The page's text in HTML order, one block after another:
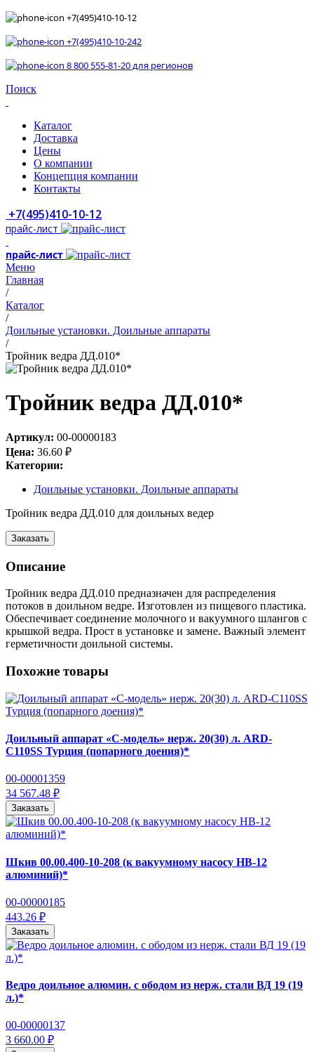
+7(495)410-10-12
+7(495)410-10-242
8 800 555-81-20 для регионов
Поиск
Каталог
Доставка
Цены
О компании
Концепция компании
Контакты
+7(495)410-10-12
прайс-лист
прайс-лист
Меню
Главная
/
Каталог
/
Доильные установки. Доильные аппараты
/
Тройник ведра ДД.010*
Тройник ведра ДД.010*
Артикул: 00-00000183
Цена: 36.60 ₽
Категории:
Доильные установки. Доильные аппараты
Тройник ведра ДД.010 для доильных ведер
Заказать
Описание
Тройник ведра ДД.010 предназначен для распределения
потоков в доильном ведре. Изготовлен из пищевого пластика.
Обеспечивает соединение молочного и вакуумного шлангов с
крышкой ведра. Прост в установке и замене. Важный элемент
герметичности доильной системы.
Похожие товары
Доильный аппарат «С-модель» нерж. 20(30) л. ARD-
С110SS Турция (попарного доения)*
00-00001359
34 567.48 ₽
Заказать
Шкив 00.00.400-10-208 (к вакуумному насосу НВ-12
алюминий)*
00-00000185
443.26 ₽
Заказать
Ведро доильное алюмин. с ободом из нерж. стали ВД 19 (19
л.)*
00-00000137
3 660.00 ₽